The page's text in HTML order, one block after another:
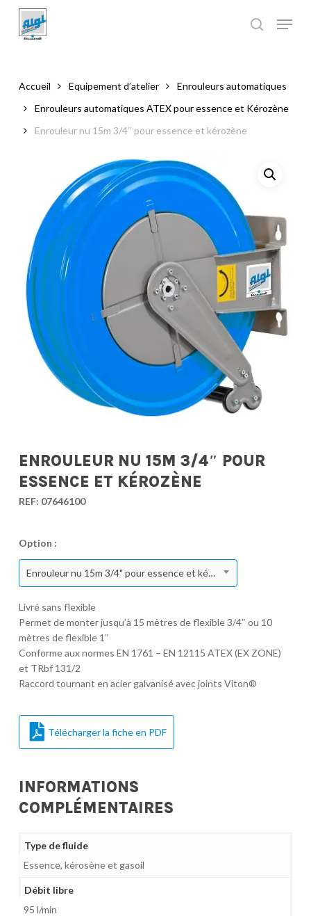
main
Accueil Equipement d’atelier
Enrouleurs automatiques
Enrouleurs automatiques ATEX pour essence et Kérozène
Enrouleur nu 15m 3/4″ pour essence et kérozène
ENROULEUR NU 15M 3/4″ POUR
ESSENCE ET KÉROZÈNE
REF: 07646100
Option :
Enrouleur nu 15m 3/4" pour essence et kérozène
Livré sans flexible
Permet de monter jusqu’à 15 mètres de flexible 3/4″ ou 10
mètres de flexible 1″
Conforme aux normes EN 1761 – EN 12115 ATEX (EX ZONE)
et TRbf 131/2
Raccord tournant en acier galvanisé avec joints Viton®
Télécharger la fiche en PDF
INFORMATIONS
COMPLÉMENTAIRES
Type de fluide
Essence, kérosène et gasoil
Débit libre
95 l/min